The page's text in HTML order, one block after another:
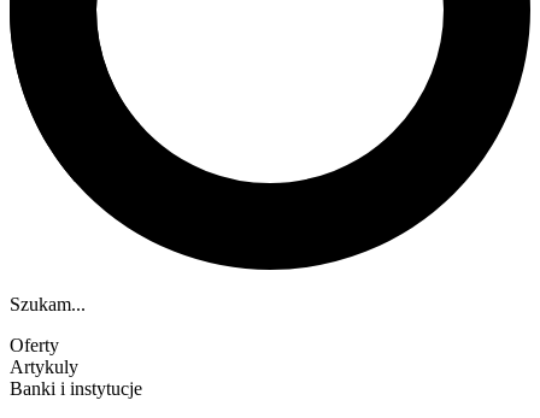
Szukam...
Oferty
Artykuly
Banki i instytucje